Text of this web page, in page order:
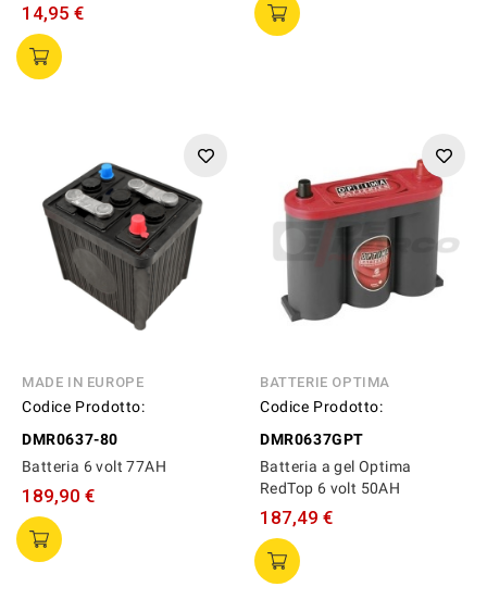
14,95 €
MADE IN EUROPE
Codice Prodotto:
DMR0637-80
Batteria 6 volt 77AH
189,90 €
BATTERIE OPTIMA
Codice Prodotto:
DMR0637GPT
Batteria a gel Optima
RedTop 6 volt 50AH
187,49 €